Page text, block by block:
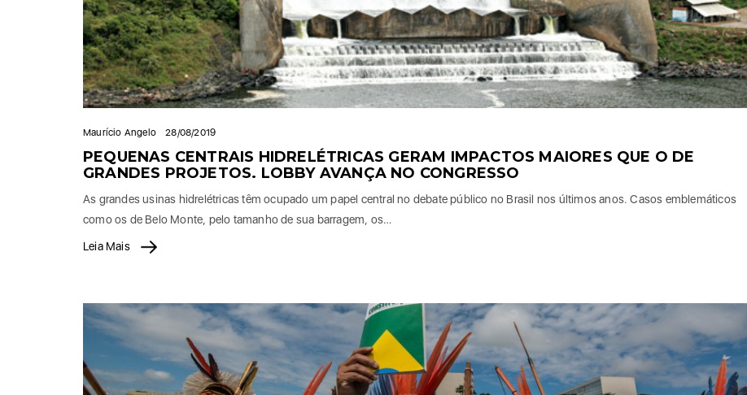
Maurício Angelo 28/08/2019
PEQUENAS CENTRAIS HIDRELÉTRICAS GERAM IMPACTOS MAIORES QUE O DE
GRANDES PROJETOS. LOBBY AVANÇA NO CONGRESSO
As grandes usinas hidrelétricas têm ocupado um papel central no debate público no Brasil nos últimos anos. Casos emblemáticos
como os de Belo Monte, pelo tamanho de sua barragem, os…
Leia Mais